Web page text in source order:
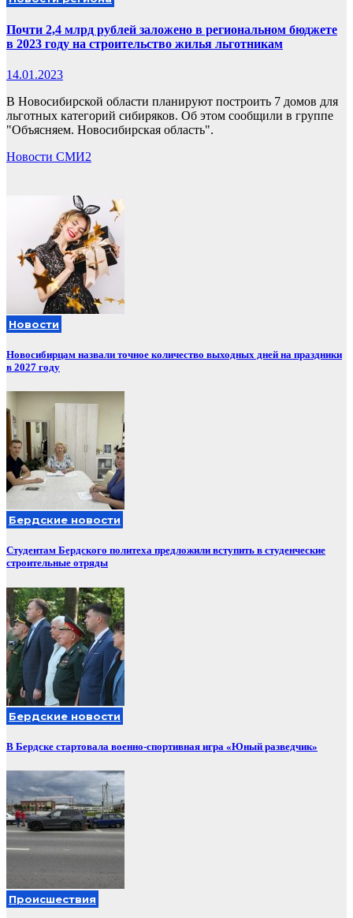
Почти 2,4 млрд рублей заложено в региональном бюджете
в 2023 году на строительство жилья льготникам
14.01.2023
В Новосибирской области планируют построить 7 домов для
льготных категорий сибиряков. Об этом сообщили в группе
"Объясняем. Новосибирская область".
Новости СМИ2
Новости
Новосибирцам назвали точное количество выходных дней на праздники
в 2027 году
Бердские новости
Студентам Бердского политеха предложили вступить в студенческие
строительные отряды
Бердские новости
В Бердске стартовала военно-спортивная игра «Юный разведчик»
Происшествия